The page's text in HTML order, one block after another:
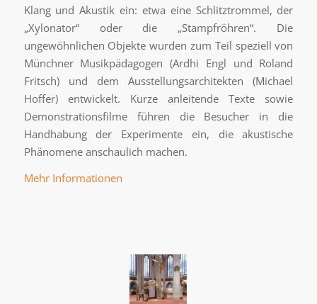
Klang und Akustik ein: etwa eine Schlitztrommel, der
„Xylonator“ oder die „Stampfröhren“. Die
ungewöhnlichen Objekte wurden zum Teil speziell von
Münchner Musikpädagogen (Ardhi Engl und Roland
Fritsch) und dem Ausstellungsarchitekten (Michael
Hoffer) entwickelt. Kurze anleitende Texte sowie
Demonstrationsfilme führen die Besucher in die
Handhabung der Experimente ein, die akustische
Phänomene anschaulich machen.
Mehr Informationen